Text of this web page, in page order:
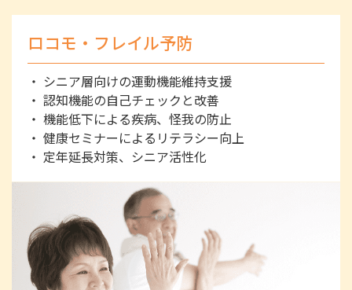
ロコモ・フレイル予防
・ シニア層向けの運動機能維持支援
・ 認知機能の自己チェックと改善
・ 機能低下による疾病、怪我の防止
・ 健康セミナーによるリテラシー向上
・ 定年延長対策、シニア活性化